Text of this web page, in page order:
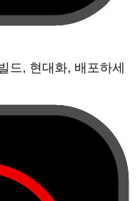
드, 현대화, 배포하세